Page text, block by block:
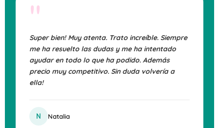
"
Super bien! Muy atenta. Trato increíble. Siempre
me ha resuelto las dudas y me ha intentado
ayudar en todo lo que ha podido. Además
precio muy competitivo. Sin duda volvería a
ella!
N Natalia